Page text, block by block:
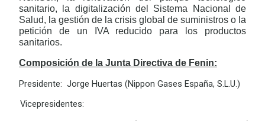
sanitario, la digitalización del Sistema Nacional de
Salud, la gestión de la crisis global de suministros o la
petición de un IVA reducido para los productos
sanitarios.
Composición de la Junta Directiva de Fenin:
Presidente: Jorge Huertas (Nippon Gases España, S.L.U.)
Vicepresidentes: